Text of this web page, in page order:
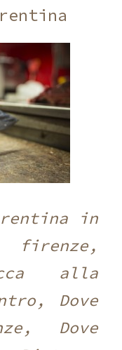
in
alla
Dove
Dove